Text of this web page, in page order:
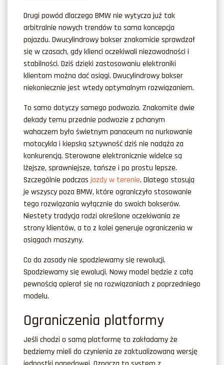
Drugi powód dlaczego BMW nie wytycza już tak
arbitralnie nowych trendów to sama koncepcja
pojazdu. Dwucylindrowy bokser znakomicie sprawdzał
się w czasach, gdy klienci oczekiwali niezawodności i
stabilności. Dziś dzięki zastosowaniu elektroniki
klientom można dać osiągi. Dwucylindrowy bokser
niekoniecznie jest wtedy optymalnym rozwiązaniem.
To samo dotyczy samego podwozia. Znakomite dwie
dekady temu przednie podwozie z pchanym
wahaczem było świetnym panaceum na nurkowanie
motocykla i kiepską sztywność dziś nie nadąża za
konkurencją. Sterowane elektronicznie widelce są
lżejsze, sprawniejsze, tańsze i po prostu lepsze.
Szczególnie podczas jazdy w terenie. Dlatego stosują
je wszyscy poza BMW, które ograniczyło stosowanie
tego rozwiązania wyłącznie do swoich bokserów.
Niestety tradycja rodzi określone oczekiwania ze
strony klientów, a to z kolei generuje ograniczenia w
osiągach maszyny.
Co do zasady nie spodziewamy się rewolucji.
Spodziewamy się ewolucji. Nowy model będzie z całą
pewnością opierał się na rozwiązaniach z poprzedniego
modelu.
Ograniczenia platformy
Jeśli chodzi o samą platformę to zakładamy że
będziemy mieli do czynienia ze zaktualizowaną wersję